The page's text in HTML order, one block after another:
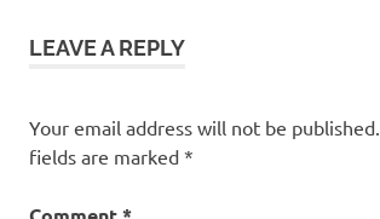
marx
et la
crise
LEAVE A REPLY
Your email address will not be published.
fields are marked *